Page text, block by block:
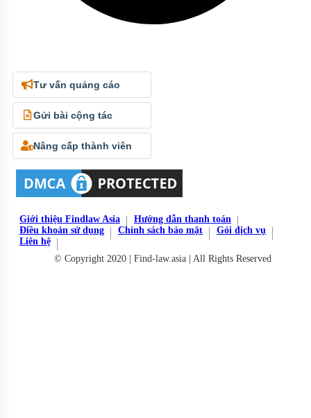
Tư vấn quảng cáo
Gửi bài cộng tác
Nâng cấp thành viên
Giới thiệu Findlaw Asia
Hướng dẫn thanh toán
Điều khoản sử dụng
Chính sách bảo mật
Gói dịch vụ
Liên hệ
© Copyright 2020 | Find-law.asia | All Rights Reserved